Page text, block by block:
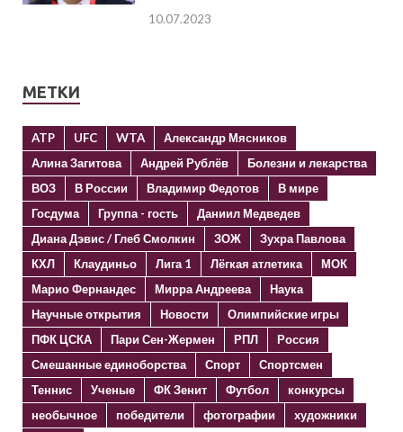
10.07.2023
МЕТКИ
ATP UFC WTA
Александр Мясников
Алина Загитова
Андрей Рублёв
Болезни и лекарства
ВОЗ
В России Владимир Федотов
В мире
Госдума
Группа - гость
Даниил Медведев
Диана Дэвис / Глеб Смолкин
ЗОЖ
Зухра Павлова
КХЛ
Клаудиньо Лига 1 Лёгкая атлетика
МОК
Марио Фернандес
Мирра Андреева
Наука
Научные открытия
Новости
Олимпийские игры
ПФК ЦСКА
Пари Сен-Жермен РПЛ
Россия
Смешанные единоборства
Спорт
Спортсмен
Теннис
Ученые ФК Зенит Футбол
конкурсы
необычное
победители фотографии
художники